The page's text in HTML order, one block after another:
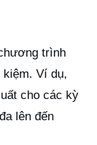
trình
kiệm. Ví dụ,
cho các kỳ
lên đến